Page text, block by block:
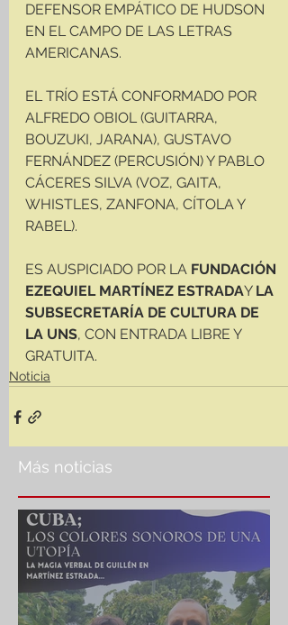
DEFENSOR EMPÁTICO DE HUDSON
EN EL CAMPO DE LAS LETRAS
AMERICANAS.
EL TRÍO ESTÁ CONFORMADO POR
ALFREDO OBIOL (GUITARRA,
BOUZUKI, JARANA), GUSTAVO
FERNÁNDEZ (PERCUSIÓN) Y PABLO
CÁCERES SILVA (VOZ, GAITA,
WHISTLES, ZANFONA, CÍTOLA Y
RABEL).
ES AUSPICIADO POR LA FUNDACIÓN
EZEQUIEL MARTÍNEZ ESTRADAY LA
SUBSECRETARÍA DE CULTURA DE
LA UNS, CON ENTRADA LIBRE Y
GRATUITA.
Noticia
Más noticias